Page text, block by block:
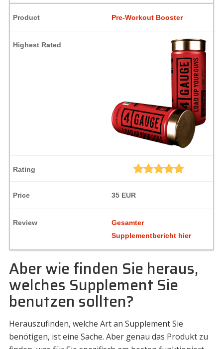
Pre-Workout Booster
35 EUR
Gesamter
Supplementbericht hier
Aber wie finden Sie heraus,
welches Supplement Sie
benutzen sollten?
Herauszufinden, welche Art an Supplement Sie
benötigen, ist eine Sache. Aber genau das Produkt zu